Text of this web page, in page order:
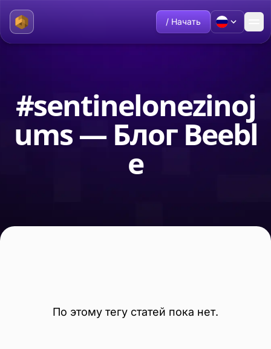
/ Начать
#sentinelonezinoj
ums — Блог Beebl
e
По этому тегу статей пока нет.